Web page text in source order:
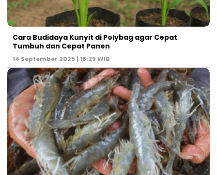
Cara Budidaya Kunyit di Polybag agar Cepat
Tumbuh dan Cepat Panen
14 September 2025 | 16:29 WIB